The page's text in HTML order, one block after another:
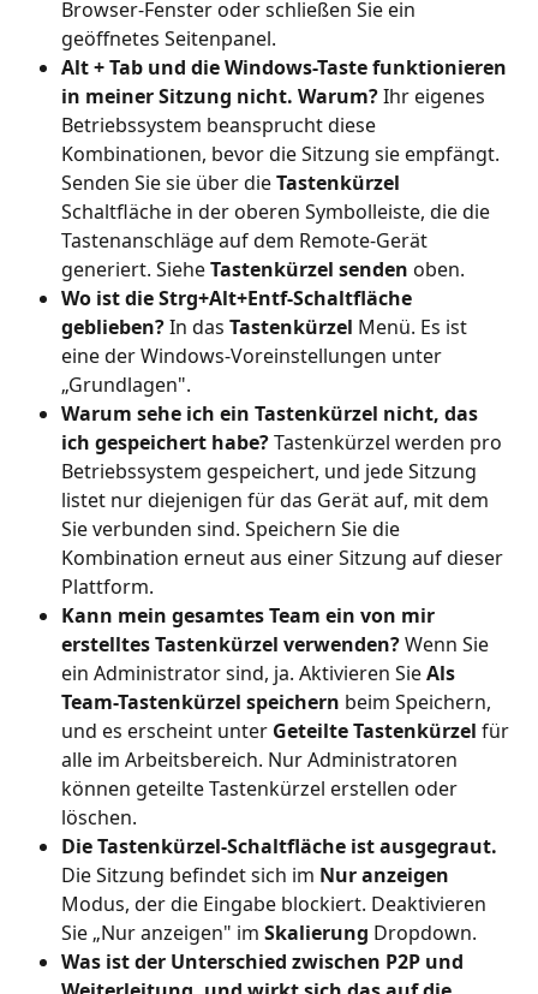
Browser-Fenster oder schließen Sie ein
geöffnetes Seitenpanel.
Alt + Tab und die Windows-Taste funktionieren
in meiner Sitzung nicht. Warum? Ihr eigenes
Betriebssystem beansprucht diese
Kombinationen, bevor die Sitzung sie empfängt.
Senden Sie sie über die Tastenkürzel
Schaltfläche in der oberen Symbolleiste, die die
Tastenanschläge auf dem Remote-Gerät
generiert. Siehe Tastenkürzel senden oben.
Wo ist die Strg+Alt+Entf-Schaltfläche
geblieben? In das Tastenkürzel Menü. Es ist
eine der Windows-Voreinstellungen unter
„Grundlagen".
Warum sehe ich ein Tastenkürzel nicht, das
ich gespeichert habe? Tastenkürzel werden pro
Betriebssystem gespeichert, und jede Sitzung
listet nur diejenigen für das Gerät auf, mit dem
Sie verbunden sind. Speichern Sie die
Kombination erneut aus einer Sitzung auf dieser
Plattform.
Kann mein gesamtes Team ein von mir
erstelltes Tastenkürzel verwenden? Wenn Sie
ein Administrator sind, ja. Aktivieren Sie Als
Team-Tastenkürzel speichern beim Speichern,
und es erscheint unter Geteilte Tastenkürzel für
alle im Arbeitsbereich. Nur Administratoren
können geteilte Tastenkürzel erstellen oder
löschen.
Die Tastenkürzel-Schaltfläche ist ausgegraut.
Die Sitzung befindet sich im Nur anzeigen
Modus, der die Eingabe blockiert. Deaktivieren
Sie „Nur anzeigen" im Skalierung Dropdown.
Was ist der Unterschied zwischen P2P und